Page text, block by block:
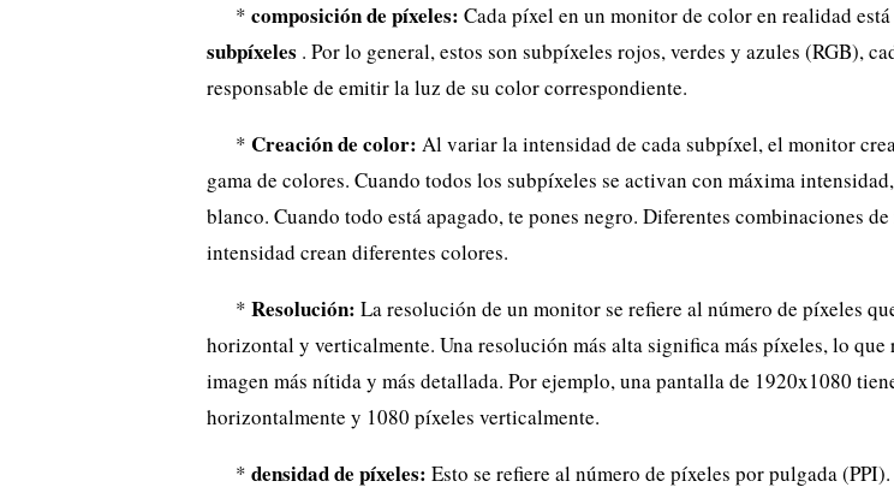
* composición de píxeles: Cada píxel en un monitor de color en realidad
subpíxeles . Por lo general, estos son subpíxeles rojos, verdes y azules (RGB),
responsable de emitir la luz de su color correspondiente.
* Creación de color: Al variar la intensidad de cada subpíxel, el monitor
gama de colores. Cuando todos los subpíxeles se activan con máxima
blanco. Cuando todo está apagado, te pones negro. Diferentes combinaciones
intensidad crean diferentes colores.
* Resolución: La resolución de un monitor se refiere al número de píxeles
horizontal y verticalmente. Una resolución más alta significa más píxeles, lo que
imagen más nítida y más detallada. Por ejemplo, una pantalla de 1920x1080
horizontalmente y 1080 píxeles verticalmente.
* densidad de píxeles: Esto se refiere al número de píxeles por pulgada